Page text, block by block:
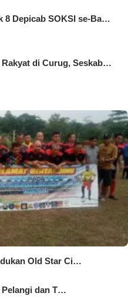
8 Depicab SOKSI se-Ba…
di Curug, Seskab…
Old Star Ci…
Pelangi dan T…